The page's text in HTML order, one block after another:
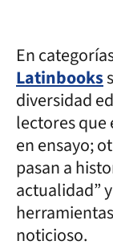
En
Latinbooks
diversidad
lectores
en ensayo;
pasan a
actualidad”
noticioso.